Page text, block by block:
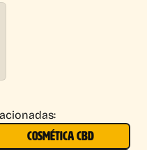
COSMÉTICA CBD